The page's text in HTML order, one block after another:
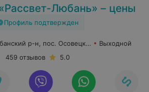
Любань» – цены
Профиль подтвержден
р-н, пос. Осовецкий
Выходной
459 отзывов
5.0